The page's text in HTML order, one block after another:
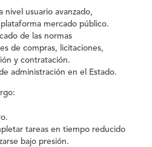
nivel usuario avanzado,
mercado público.
de las normas
de compras, licitaciones,
y contratación.
administración en el Estado.
tareas en tiempo reducido
bajo presión.